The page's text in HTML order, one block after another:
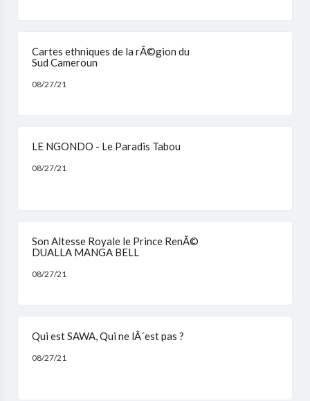
Cartes ethniques de la rÃ©gion du
Sud Cameroun
08/27/21
LE NGONDO - Le Paradis Tabou
08/27/21
Son Altesse Royale le Prince RenÃ©
DUALLA MANGA BELL
08/27/21
Qui est SAWA, Qui ne lÂ´est pas ?
08/27/21